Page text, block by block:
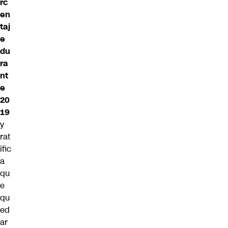
en
taj
e
du
ra
nt
e
20
19
y
rat
ific
a
qu
e
qu
ed
ar